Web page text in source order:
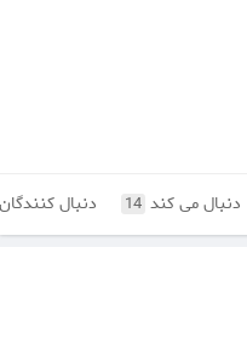
دنبال می کند 14 دنبال